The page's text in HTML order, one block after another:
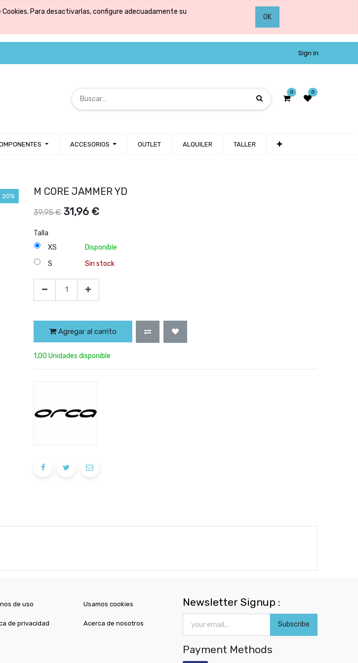
Para desactivarlas, configure adecuadamente su
OK
Sign in
0 0
ACCESORIOS OUTLET ALQUILER TALLER
20% M CORE JAMMER YD
39,95€ 31,96 €
Talla
XS
Disponible
S
Sin stock
Agregar al carrito
1,00 Unidades disponible
de uso
de privacidad
Usamos cookies
Acerca de nosotros
Newsletter Signup :
Subscribe
Payment Methods